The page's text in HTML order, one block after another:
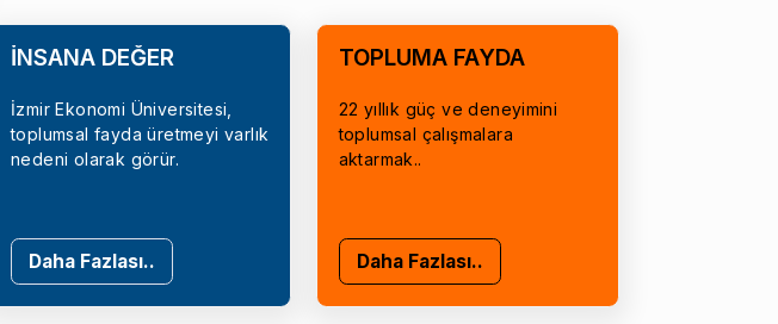
İNSANA DEĞER
İzmir Ekonomi Üniversitesi,
toplumsal fayda üretmeyi varlık
nedeni olarak görür.
Daha Fazlası..
TOPLUMA FAYDA
22 yıllık güç ve deneyimini
toplumsal çalışmalara
aktarmak..
Daha Fazlası..